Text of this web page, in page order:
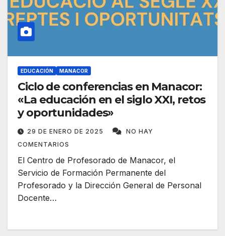
EDUCACIÓN MANACOR
Ciclo de conferencias en Manacor:
«La educación en el siglo XXI, retos
y oportunidades»
29 DE ENERO DE 2025
NO HAY
COMENTARIOS
El Centro de Profesorado de Manacor, el
Servicio de Formación Permanente del
Profesorado y la Dirección General de Personal
Docente…